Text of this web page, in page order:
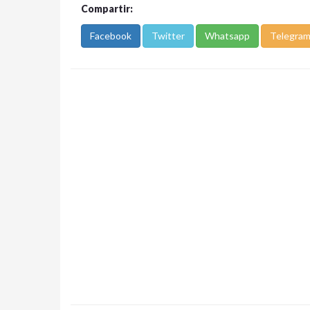
Compartir:
Facebook Twitter Whatsapp Telegram